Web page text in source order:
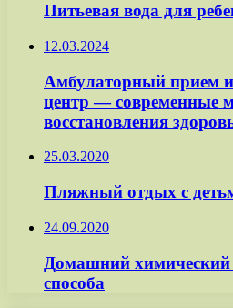
Питьевая вода для
12.03.2024
Амбулаторный прием
центр — современные
восстановления
25.03.2020
Пляжный отдых с
24.09.2020
Домашний химический
способа